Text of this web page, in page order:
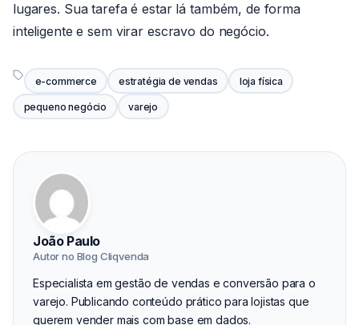
lugares. Sua tarefa é estar lá também, de forma
inteligente e sem virar escravo do negócio.
e-commerce estratégia de vendas loja física
pequeno negócio varejo
João Paulo
Autor no Blog Cliqvenda
Especialista em gestão de vendas e conversão para o
varejo. Publicando conteúdo prático para lojistas que
querem vender mais com base em dados.